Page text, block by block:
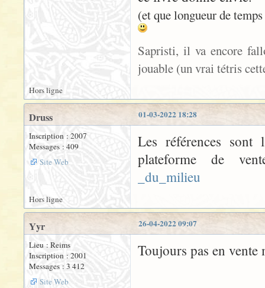
(et que longueur de
Sapristi, il va encore
jouable (un vrai tétris
Hors ligne
01-03-2022 18:28
Druss
Inscription : 2007
Messages : 409
Site Web
Les références
plateforme de
_du_milieu
Hors ligne
26-04-2022 09:07
Yyr
Lieu : Reims
Inscription : 2001
Messages : 3 412
Site Web
Toujours pas en vente